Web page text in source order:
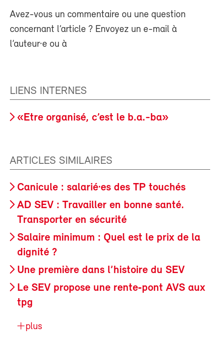
Avez-vous un commentaire ou une question
concernant l’article ? Envoyez un e-mail à
l’auteur·e ou à
LIENS INTERNES
«Etre organisé, c’est le b.a.-ba»
ARTICLES SIMILAIRES
Canicule : salarié·es des TP touchés
AD SEV : Travailler en bonne santé.
Transporter en sécurité
Salaire minimum : Quel est le prix de la
dignité ?
Une première dans l’histoire du SEV
Le SEV propose une rente‑pont AVS aux
tpg
plus